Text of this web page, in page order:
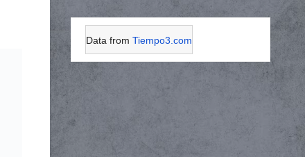
Data from Tiempo3.com